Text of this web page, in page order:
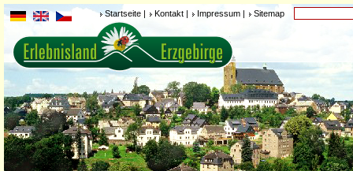
Startseite | Kontakt | Impressum | Sitemap